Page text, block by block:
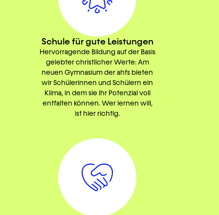
Schule für gute Leistungen
Hervorragende Bildung auf der Basis
gelebter christlicher Werte: Am
neuen Gymnasium der ahfs bieten
wir Schülerinnen und Schülern ein
Klima, in dem sie ihr Potenzial voll
entfalten können. Wer lernen will,
ist hier richtig.